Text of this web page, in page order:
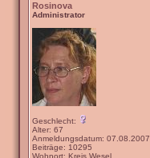
Rosinova
Administrator
Geschlecht:
Alter: 67
Anmeldungsdatum: 07.08.2007
Beiträge: 10295
Wohnort: Kreis Wesel